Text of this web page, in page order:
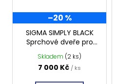
–20 %
SIGMA SIMPLY BLACK
Sprchové dveře pro
rohový vstup 1000mm,
sklo Brick, GS2410B
Skladem (2 ks)
7 000 Kč / ks